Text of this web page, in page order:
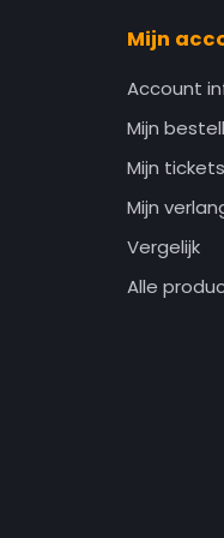
Mijn
Account
Mijn
Mijn tickets
Mijn
Vergelijk
Alle